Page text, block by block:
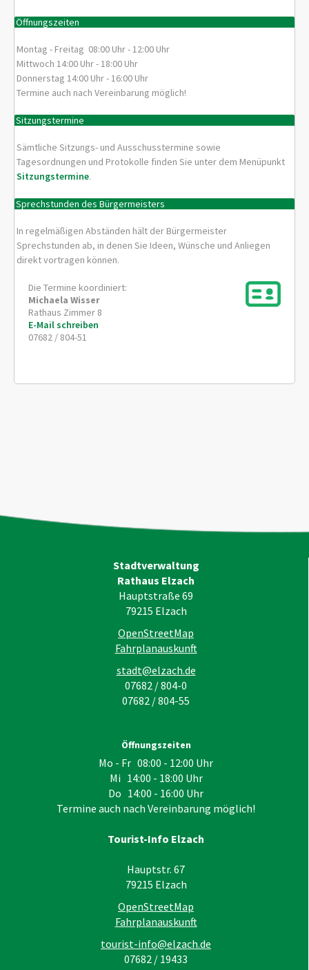
Öffnungszeiten
Montag - Freitag 08:00 Uhr - 12:00 Uhr
Mittwoch 14:00 Uhr - 18:00 Uhr
Donnerstag 14:00 Uhr - 16:00 Uhr
Termine auch nach Vereinbarung möglich!
Sitzungstermine
Sämtliche Sitzungs- und Ausschusstermine sowie
Tagesordnungen und Protokolle finden Sie unter dem Menüpunkt
Sitzungstermine.
Sprechstunden des Bürgermeisters
In regelmäßigen Abständen hält der Bürgermeister
Sprechstunden ab, in denen Sie Ideen, Wünsche und Anliegen
direkt vortragen können.
Die Termine koordiniert:
Michaela Wisser
Rathaus Zimmer 8
E-Mail schreiben
07682 / 804-51
Stadtverwaltung
Rathaus Elzach
Hauptstraße 69
79215 Elzach
OpenStreetMap
Fahrplanauskunft
stadt@elzach.de
07682 / 804-0
07682 / 804-55
Öffnungszeiten
Mo - Fr 08:00 - 12:00 Uhr
Mi 14:00 - 18:00 Uhr
Do 14:00 - 16:00 Uhr
Termine auch nach Vereinbarung möglich!
Tourist-Info Elzach
Hauptstr. 67
79215 Elzach
OpenStreetMap
Fahrplanauskunft
tourist-info@elzach.de
07682 / 19433